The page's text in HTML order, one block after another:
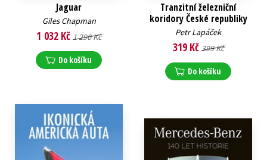
Jaguar
Giles Chapman
1 032 Kč 1 290 Kč
Do košíku
Tranzitní železniční
koridory České republiky
Petr Lapáček
319 Kč 399 Kč
Do košíku